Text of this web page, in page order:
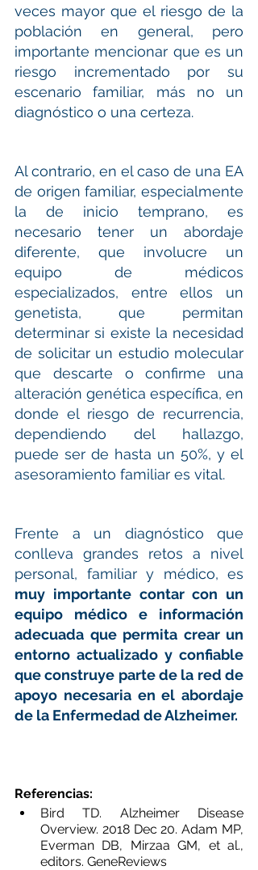
veces mayor que el riesgo de la
población en general, pero
importante mencionar que es un
riesgo incrementado por su
escenario familiar, más no un
diagnóstico o una certeza.
Al contrario, en el caso de una EA
de origen familiar, especialmente
la de inicio temprano, es
necesario tener un abordaje
diferente, que involucre un
equipo de médicos
especializados, entre ellos un
genetista, que permitan
determinar si existe la necesidad
de solicitar un estudio molecular
que descarte o confirme una
alteración genética específica, en
donde el riesgo de recurrencia,
dependiendo del hallazgo,
puede ser de hasta un 50%, y el
asesoramiento familiar es vital.
Frente a un diagnóstico que
conlleva grandes retos a nivel
muy importante contar con un
equipo médico e información
adecuada que permita crear un
entorno actualizado y confiable
que construye parte de la red de
apoyo necesaria en el abordaje
de la Enfermedad de Alzheimer.
Referencias:
Bird TD. Alzheimer Disease
Overview. 2018 Dec 20. Adam MP,
Everman DB, Mirzaa GM, et al.,
editors. GeneReviews